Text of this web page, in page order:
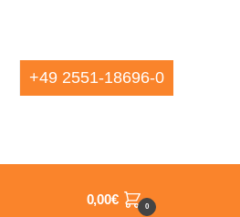
+49 2551-18696-0
0,00€ 0